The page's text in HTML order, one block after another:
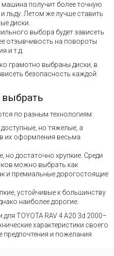
получит более точную
льду. Летом же лучше ставить
диски.
выбора будет зависеть
отзывчивость на повороты
и т.д.
грамотно выбраны диски, в
безопасность каждой
по разным технологиям:
но тяжелые, а
их оформления весьма
но достаточно хрупкие. Среди
можно выбрать как
и премиальные дорогостоящие
устойчивые к большинству
наиболее дорогие.
TOYOTA RAV 4 A20 3d 2000–
характеристики своего
и пожелания.